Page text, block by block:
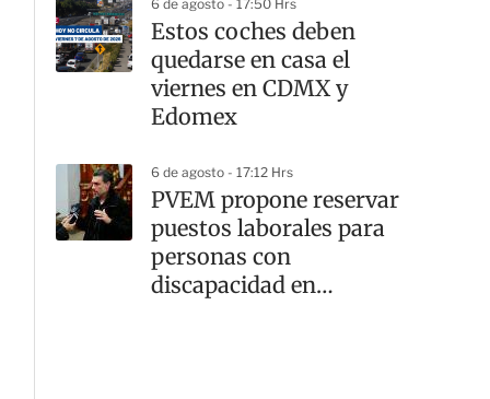
6 de agosto - 17:50 Hrs
Estos coches deben
quedarse en casa el
viernes en CDMX y
Edomex
6 de agosto - 17:12 Hrs
PVEM propone reservar
puestos laborales para
personas con
discapacidad en